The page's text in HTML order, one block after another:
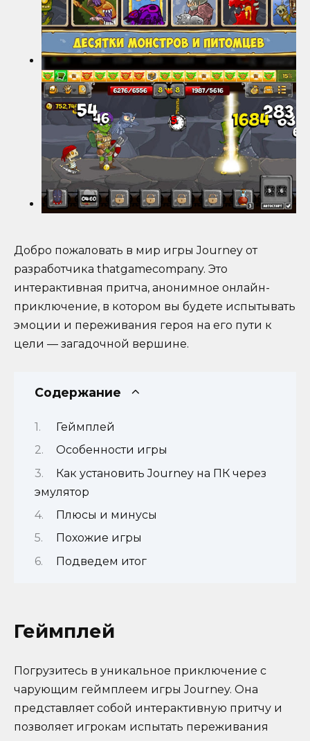
Добро пожаловать в мир игры Journey от
разработчика thatgamecompany. Это
интерактивная притча, анонимное онлайн-
приключение, в котором вы будете испытывать
эмоции и переживания героя на его пути к
цели — загадочной вершине.
Содержание
Геймплей
Особенности игры
Как установить Journey на ПК через
эмулятор
Плюсы и минусы
Похожие игры
Подведем итог
Геймплей
Погрузитесь в уникальное приключение с
чарующим геймплеем игры Journey. Она
представляет собой интерактивную притчу и
позволяет игрокам испытать переживания